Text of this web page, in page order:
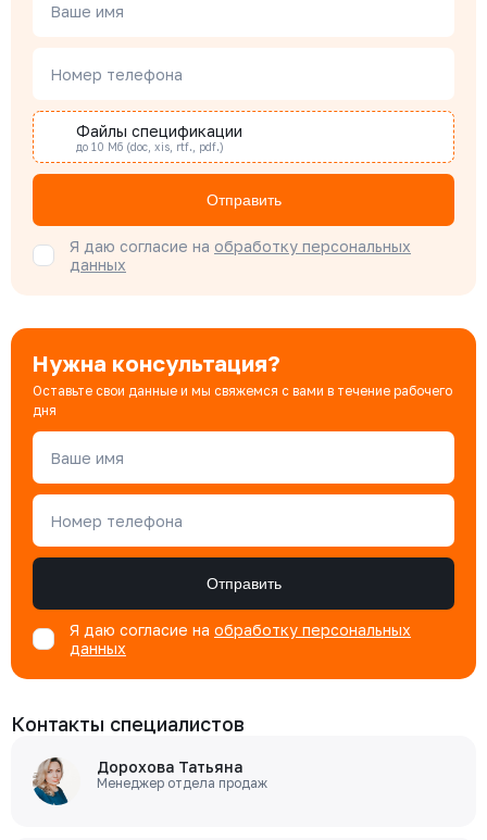
Наталья Гомонова
Бондарюк Евгения
Специалист отдела продаж
Ваше имя
Номер телефона
Файлы спецификации
до 10 Мб (doc, xis, rtf., pdf.)
Отправить
Я даю согласие на обработку персональных
данных
Нужна консультация?
Оставьте свои данные и мы свяжемся с вами в течение рабочего
дня
Ваше имя
Номер телефона
Отправить
Я даю согласие на обработку персональных
данных
Контакты специалистов
Дорохова Татьяна
Менеджер отдела продаж